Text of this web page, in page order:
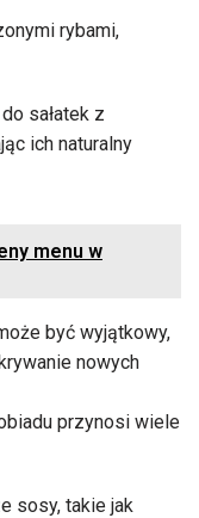
rybami,
sałatek z
ich naturalny
menu w
być wyjątkowy,
nowych
przynosi wiele
sosy, takie jak